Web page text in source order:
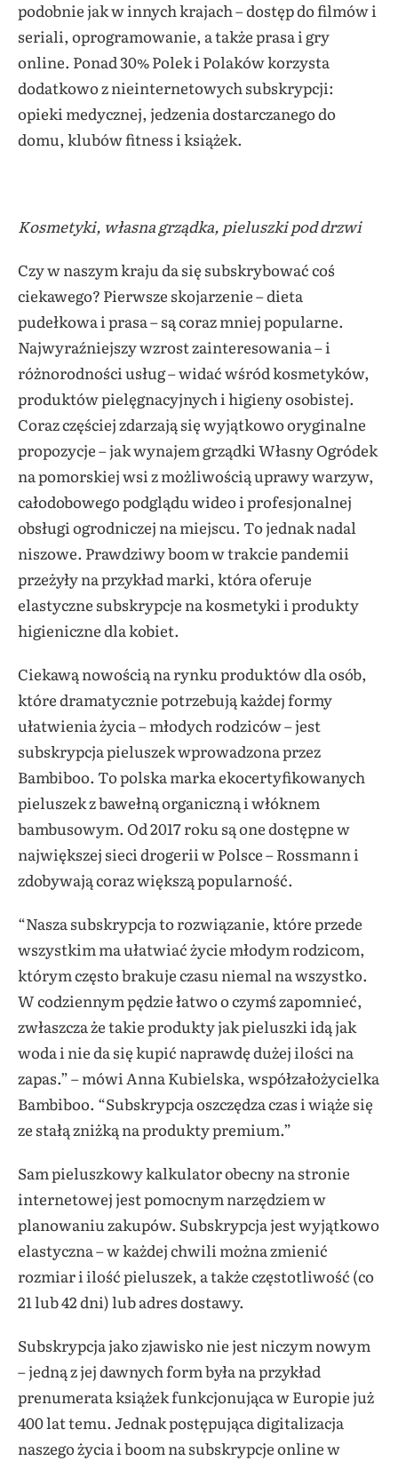
podobnie jak w innych krajach – dostęp do filmów i
seriali, oprogramowanie, a także prasa i gry
online. Ponad 30% Polek i Polaków korzysta
dodatkowo z nieinternetowych subskrypcji:
opieki medycznej, jedzenia dostarczanego do
domu, klubów fitness i książek.
Kosmetyki, własna grządka, pieluszki pod drzwi
Czy w naszym kraju da się subskrybować coś
ciekawego? Pierwsze skojarzenie – dieta
pudełkowa i prasa – są coraz mniej popularne.
Najwyraźniejszy wzrost zainteresowania – i
różnorodności usług – widać wśród kosmetyków,
produktów pielęgnacyjnych i higieny osobistej.
Coraz częściej zdarzają się wyjątkowo oryginalne
propozycje – jak wynajem grządki Własny Ogródek
na pomorskiej wsi z możliwością uprawy warzyw,
całodobowego podglądu wideo i profesjonalnej
obsługi ogrodniczej na miejscu. To jednak nadal
niszowe. Prawdziwy boom w trakcie pandemii
przeżyły na przykład marki, która oferuje
elastyczne subskrypcje na kosmetyki i produkty
higieniczne dla kobiet.
Ciekawą nowością na rynku produktów dla osób,
które dramatycznie potrzebują każdej formy
ułatwienia życia – młodych rodziców – jest
subskrypcja pieluszek wprowadzona przez
Bambiboo. Topolska marka ekocertyfikowanych
pieluszek z bawełną organiczną i włóknem
bambusowym. Od 2017 roku są one dostępne w
największej sieci drogerii w Polsce – Rossmann i
zdobywają coraz większą popularność.
“Nasza subskrypcja to rozwiązanie, które przede
wszystkim ma ułatwiać życie młodym rodzicom,
którym często brakuje czasu niemal na wszystko.
W codziennym pędzie łatwo o czymś zapomnieć,
zwłaszcza że takie produkty jak pieluszki idą jak
woda i nie da się kupić naprawdę dużej ilości na
zapas.” – mówi Anna Kubielska, współzałożycielka
Bambiboo. “Subskrypcja oszczędza czas i wiąże się
ze stałą zniżką na produkty premium.”
Sam pieluszkowy kalkulator obecny na stronie
internetowej jest pomocnym narzędziem w
planowaniu zakupów. Subskrypcja jest wyjątkowo
elastyczna – w każdej chwili można zmienić
rozmiar i ilość pieluszek, a także częstotliwość (co
21 lub 42 dni) lub adres dostawy.
Subskrypcja jako zjawisko nie jest niczym nowym
– jedną z jej dawnych form była na przykład
prenumerata książek funkcjonująca w Europie już
400 lat temu. Jednak postępująca digitalizacja
naszego życia i boom na subskrypcje online w